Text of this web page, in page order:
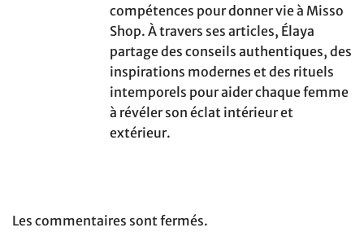
compétences pour donner vie à Misso
Shop. À travers ses articles, Élaya
partage des conseils authentiques, des
inspirations modernes et des rituels
intemporels pour aider chaque femme
à révéler son éclat intérieur et
extérieur.
Les commentaires sont fermés.